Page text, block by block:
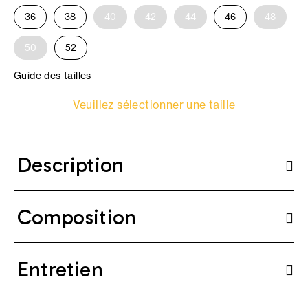
36 38 40 42 44 46 48
50 52
Guide des tailles
Veuillez sélectionner une taille
Description
Composition
Entretien